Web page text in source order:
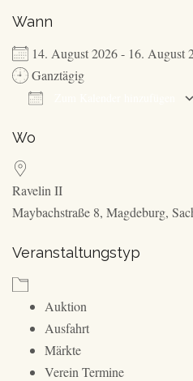
Wann
14. August 2026 - 16.
Ganztägig
Wo
Ravelin II
Maybachstraße 8, Magdeburg,
Veranstaltungstyp
Auktion
Ausfahrt
Märkte
Verein Termine